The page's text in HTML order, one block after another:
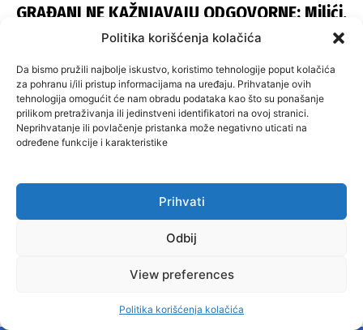
Politika korišćenja kolačića
Da bismo pružili najbolje iskustvo, koristimo tehnologije poput kolačića
za pohranu i/ili pristup informacijama na uređaju. Prihvatanje ovih
tehnologija omogućit će nam obradu podataka kao što su ponašanje
prilikom pretraživanja ili jedinstveni identifikatori na ovoj stranici.
Neprihvatanje ili povlačenje pristanka može negativno uticati na
određene funkcije i karakteristike
Prihvati
Odbij
View preferences
Politika korišćenja kolačića
GRAĐANI NE KAŽNJAVAJU ODGOVORNE: Milići,
Kneževo, Derventa, Doboj i Teslić pod
INFOVEZA November 28, 2024
SNSD UČVRSTIO VLAST U ISTOČNOM
SARAJEVU: Opoziciji dvije opštine, slijedi
raspodjela funkcija
NAJPOPULARNIJI ČLANCI
Višegrad i Centar Sarajevo po starom